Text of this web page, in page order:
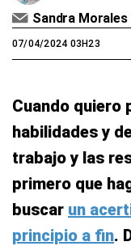
Sandra Morales
07/04/2024 03H23
Cuando quiero
habilidades y
trabajo y las
primero que
buscar un
principio a fin.